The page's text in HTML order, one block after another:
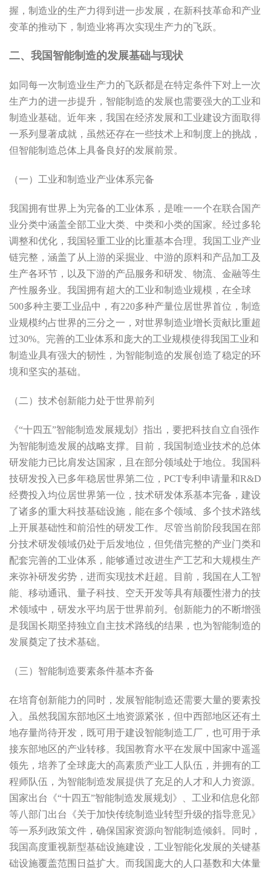
握，制造业的生产力得到进一步发展，在新科技革命和产业
变革的推动下，制造业将再次实现生产力的飞跃。
二、我国智能制造的发展基础与现状
如同每一次制造业生产力的飞跃都是在特定条件下对上一次
生产力的进一步提升，智能制造的发展也需要强大的工业和
制造业基础。近年来，我国在经济发展和工业建设方面取得
一系列显著成就，虽然还存在一些技术上和制度上的挑战，
但智能制造总体上具备良好的发展前景。
（一）工业和制造业产业体系完备
我国拥有世界上为完备的工业体系，是唯一一个在联合国产
业分类中涵盖全部工业大类、中类和小类的国家。经过多轮
调整和优化，我国轻重工业的比重基本合理。我国工业产业
链完整，涵盖了从上游的采掘业、中游的原料和产品加工及
生产各环节，以及下游的产品服务和研发、物流、金融等生
产性服务业。我国拥有超大的工业和制造业规模，在全球
500多种主要工业品中，有220多种产量位居世界首位，制造
业规模约占世界的三分之一，对世界制造业增长贡献比重超
过30%。完善的工业体系和庞大的工业规模使得我国工业和
制造业具有强大的韧性，为智能制造的发展创造了稳定的环
境和坚实的基础。
（二）技术创新能力处于世界前列
《“十四五”智能制造发展规划》指出，要把科技自立自强作
为智能制造发展的战略支撑。目前，我国制造业技术的总体
研发能力已比肩发达国家，且在部分领域处于地位。我国科
技研发投入已多年稳居世界第二位，PCT专利申请量和R&D
经费投入均位居世界第一位，技术研发体系基本完备，建设
了诸多的重大科技基础设施，能在多个领域、多个技术路线
上开展基础性和前沿性的研发工作。尽管当前阶段我国在部
分技术研发领域仍处于后发地位，但凭借完整的产业门类和
配套完善的工业体系，能够通过改进生产工艺和大规模生产
来弥补研发劣势，进而实现技术赶超。目前，我国在人工智
能、移动通讯、量子科技、空天开发等具有颠覆性潜力的技
术领域中，研发水平均居于世界前列。创新能力的不断增强
是我国长期坚持独立自主技术路线的结果，也为智能制造的
发展奠定了技术基础。
（三）智能制造要素条件基本齐备
在培育创新能力的同时，发展智能制造还需要大量的要素投
入。虽然我国东部地区土地资源紧张，但中西部地区还有土
地存量尚待开发，既可用于建设智能制造工厂，也可用于承
接东部地区的产业转移。我国教育水平在发展中国家中遥遥
领先，培养了全球庞大的高素质产业工人队伍，并拥有的工
程师队伍，为智能制造发展提供了充足的人才和人力资源。
国家出台《“十四五”智能制造发展规划》、工业和信息化部
等八部门出台《关于加快传统制造业转型升级的指导意见》
等一系列政策文件，确保国家资源向智能制造倾斜。同时，
我国高度重视新型基础设施建设，工业智能化发展的关键基
础设施覆盖范围日益扩大。而我国庞大的人口基数和大体量